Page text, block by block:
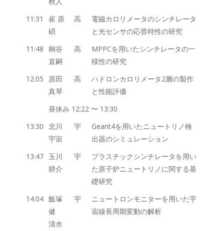
11:31
崔 原
碩
高
電磁カロリメータのシンチレータ
と光センサの応答特性の研究
11:48
桐谷
直嗣
高
MPPCを用いたシンチレータの一
様性の研究
12:05
原田
真琴
高
ハドロンカロリメータ2層の製作
と性能評価
昼休み 12:22 〜 13:30
13:30
北川
宇宙
宇
Geant4を用いたニュートリノ検
出器のシミュレーション
13:47 玉川
耕介
宇
プラスチックシンチレータを用い
た原子炉ニュートリノに関する基
礎研究
14:04 飯塚
健
清水
宇
ニュートロンモニターを用いた宇
宙線長周期変動の解析